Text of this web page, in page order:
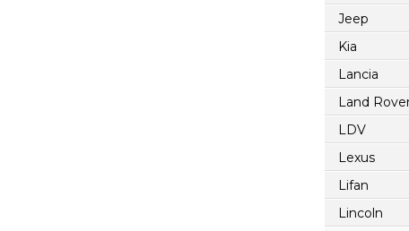
Jeep
Kia
Lancia
Land
LDV
Lexus
Lifan
Lincoln